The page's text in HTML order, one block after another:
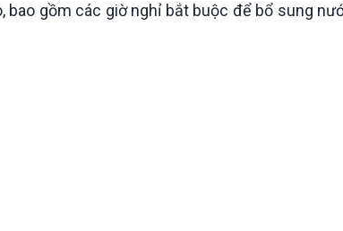
gồm các giờ nghỉ bắt buộc để bổ sung